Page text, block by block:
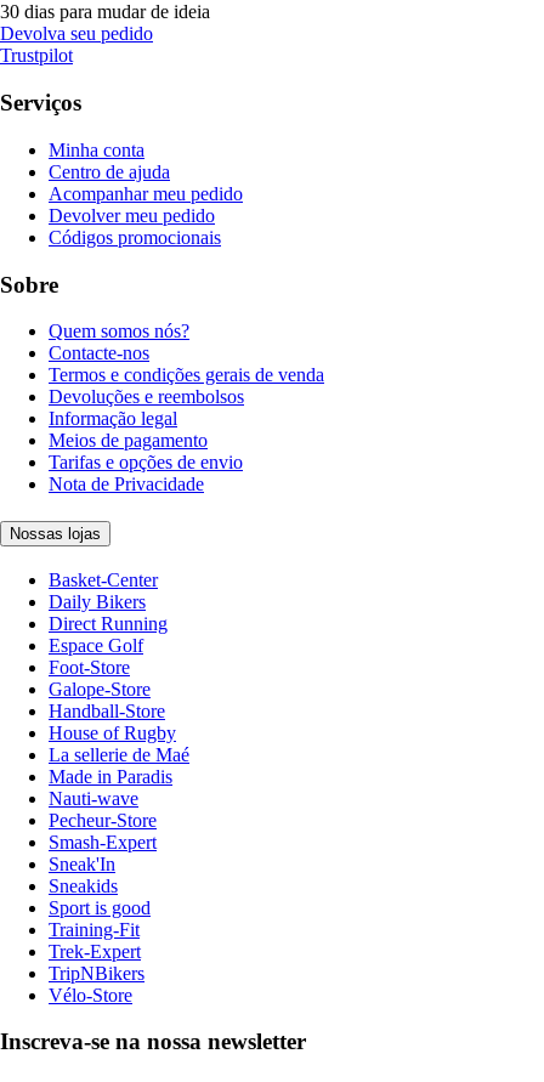
30 dias para mudar de ideia
Devolva seu pedido
Trustpilot
Serviços
Minha conta
Centro de ajuda
Acompanhar meu pedido
Devolver meu pedido
Códigos promocionais
Sobre
Quem somos nós?
Contacte-nos
Termos e condições gerais de venda
Devoluções e reembolsos
Informação legal
Meios de pagamento
Tarifas e opções de envio
Nota de Privacidade
Nossas lojas
Basket-Center
Daily Bikers
Direct Running
Espace Golf
Foot-Store
Galope-Store
Handball-Store
House of Rugby
La sellerie de Maé
Made in Paradis
Nauti-wave
Pecheur-Store
Smash-Expert
Sneak'In
Sneakids
Sport is good
Training-Fit
Trek-Expert
TripNBikers
Vélo-Store
Inscreva-se na nossa newsletter